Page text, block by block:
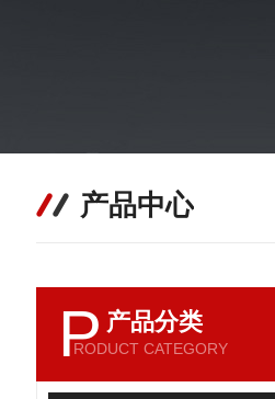
产品中心
P 产品分类
RODUCT CATEGORY